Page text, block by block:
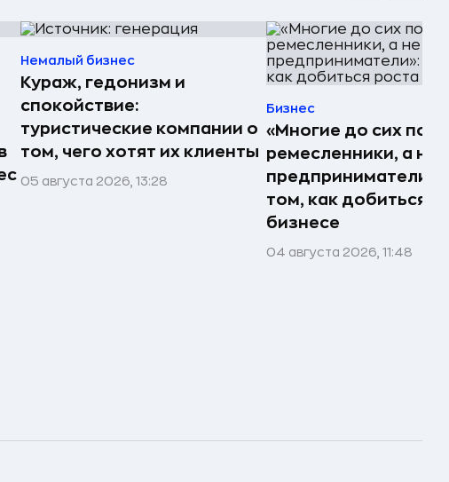
Немалый бизнес
Кураж, гедонизм и
спокойствие:
туристические компании о
том, чего хотят их клиенты
05 августа 2026, 13:28
Бизнес
«Многие до сих пор
ремесленники, а не
предприниматели»:
том, как добиться
бизнесе
04 августа 2026, 11:48